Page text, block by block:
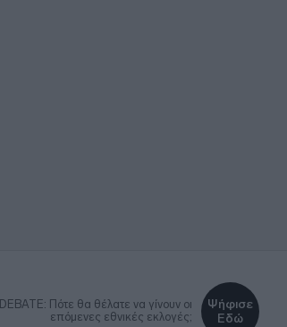
DEBATE: Πότε θα θέλατε να γίνουν οι
επόμενες εθνικές εκλογές;
Ψήφισε
Εδώ